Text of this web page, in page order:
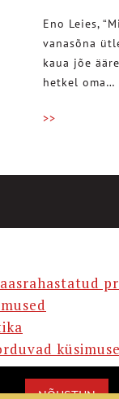
Eno Leies,
vanasõna
kaua jõe
hetkel oma…
>>
NÕUSTUN